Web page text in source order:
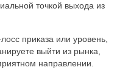
точкой выхода из
приказа или уровень,
выйти из рынка,
направлении.